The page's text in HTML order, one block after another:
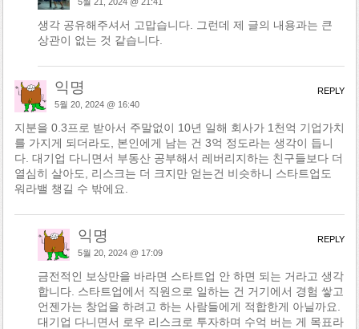
생각 공유해주셔서 고맙습니다. 그런데 제 글의 내용과는 큰
상관이 없는 것 같습니다.
익명
5월 20, 2024 @ 16:40
지분을 0.3프로 받아서 주말없이 10년 일해 회사가 1천억 기업가치
를 가지게 되더라도, 본인에게 남는 건 3억 정도라는 생각이 듭니
다. 대기업 다니면서 부동산 공부해서 레버리지하는 친구들보다 더
열심히 살아도, 리스크는 더 크지만 얻는건 비슷하니 스타트업도
워라밸 챙길 수 밖에요.
REPLY
익명
5월 20, 2024 @ 17:09
금전적인 보상만을 바라면 스타트업 안 하면 되는 거라고 생각
합니다. 스타트업에서 직원으로 일하는 건 거기에서 경험 쌓고
언젠가는 창업을 하려고 하는 사람들에게 적합한게 아닐까요.
대기업 다니면서 로우 리스크로 투자하며 수억 버는 게 목표라
REPLY